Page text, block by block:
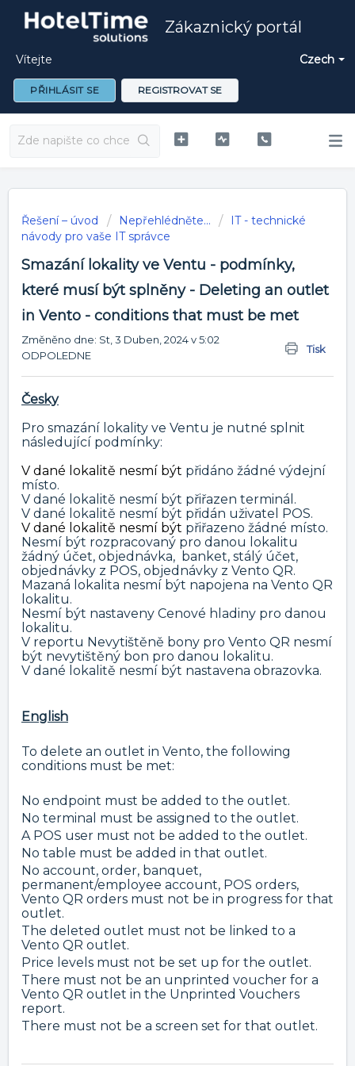
Zákaznický portál
Czech
Vítejte
PŘIHLÁSIT SE REGISTROVAT SE
Řešení – úvod Nepřehlédněte...
IT - technické
návody pro vaše IT správce
Smazání lokality ve Ventu - podmínky,
které musí být splněny - Deleting an outlet
in Vento - conditions that must be met
Tisk
Změněno dne: St, 3 Duben, 2024 v 5:02
ODPOLEDNE
Česky
Pro smazání lokality ve Ventu je nutné splnit
následující podmínky:
V dané lokalitě nesmí být přidáno žádné výdejní
místo.
V dané lokalitě nesmí být přiřazen terminál.
V dané lokalitě nesmí být přidán uživatel POS.
V dané lokalitě nesmí být přiřazeno žádné místo.
Nesmí být rozpracovaný pro danou lokalitu
žádný účet, objednávka, banket, stálý účet,
objednávky z POS, objednávky z Vento QR.
Mazaná lokalita nesmí být napojena na Vento QR
lokalitu.
Nesmí být nastaveny Cenové hladiny pro danou
lokalitu.
V reportu Nevytištěně bony pro Vento QR nesmí
být nevytištěný bon pro danou lokalitu.
V dané lokalitě nesmí být nastavena obrazovka.
English
To delete an outlet in Vento, the following
conditions must be met:
No endpoint must be added to the outlet.
No terminal must be assigned to the outlet.
A POS user must not be added to the outlet.
No table must be added in that outlet.
No account, order, banquet,
permanent/employee account, POS orders,
Vento QR orders must not be in progress for that
outlet.
The deleted outlet must not be linked to a
Vento QR outlet.
Price levels must not be set up for the outlet.
There must not be an unprinted voucher for a
Vento QR outlet in the Unprinted Vouchers
report.
There must not be a screen set for that outlet.